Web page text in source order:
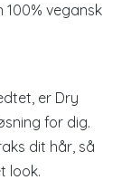
vegansk
er Dry
for dig.
dit hår, så
look.